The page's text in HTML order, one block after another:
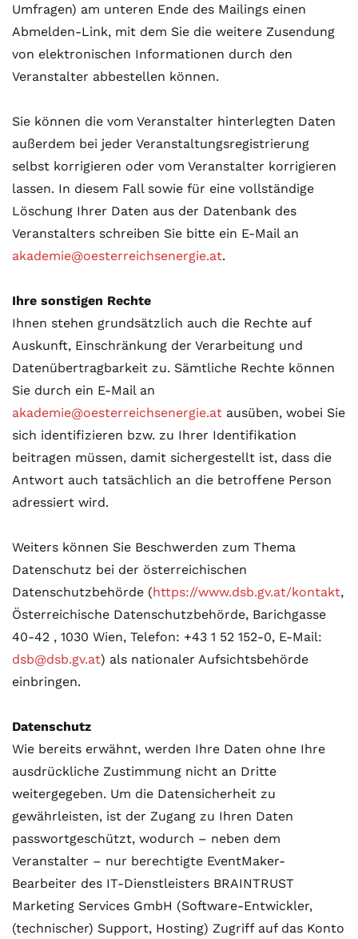
Umfragen) am unteren Ende des Mailings einen
Abmelden-Link, mit dem Sie die weitere Zusendung
von elektronischen Informationen durch den
Veranstalter abbestellen können.
Sie können die vom Veranstalter hinterlegten Daten
außerdem bei jeder Veranstaltungsregistrierung
selbst korrigieren oder vom Veranstalter korrigieren
lassen. In diesem Fall sowie für eine vollständige
Löschung Ihrer Daten aus der Datenbank des
Veranstalters schreiben Sie bitte ein E-Mail an
akademie@oesterreichsenergie.at.
Ihre sonstigen Rechte
Ihnen stehen grundsätzlich auch die Rechte auf
Auskunft, Einschränkung der Verarbeitung und
Datenübertragbarkeit zu. Sämtliche Rechte können
Sie durch ein E-Mail an
akademie@oesterreichsenergie.at ausüben, wobei Sie
sich identifizieren bzw. zu Ihrer Identifikation
beitragen müssen, damit sichergestellt ist, dass die
Antwort auch tatsächlich an die betroffene Person
adressiert wird.
Weiters können Sie Beschwerden zum Thema
Datenschutz bei der österreichischen
Datenschutzbehörde (https://www.dsb.gv.at/kontakt,
Österreichische Datenschutzbehörde, Barichgasse
40-42 , 1030 Wien, Telefon: +43 1 52 152-0, E-Mail:
dsb@dsb.gv.at) als nationaler Aufsichtsbehörde
einbringen.
Datenschutz
Wie bereits erwähnt, werden Ihre Daten ohne Ihre
ausdrückliche Zustimmung nicht an Dritte
weitergegeben. Um die Datensicherheit zu
gewährleisten, ist der Zugang zu Ihren Daten
passwortgeschützt, wodurch – neben dem
Veranstalter – nur berechtigte EventMaker-
Bearbeiter des IT-Dienstleisters BRAINTRUST
Marketing Services GmbH (Software-Entwickler,
(technischer) Support, Hosting) Zugriff auf das Konto